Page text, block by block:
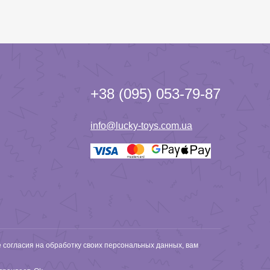
+38 (095) 053-79-87
info@lucky-toys.com.ua
на обработку своих персональных данных, вам